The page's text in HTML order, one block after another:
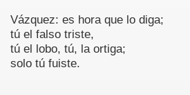
Vázquez: es hora que lo diga;
tú el falso triste,
tú el lobo, tú, la ortiga;
solo tú fuiste.
PEDRONI